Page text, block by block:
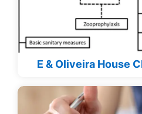
E & Oliveira House